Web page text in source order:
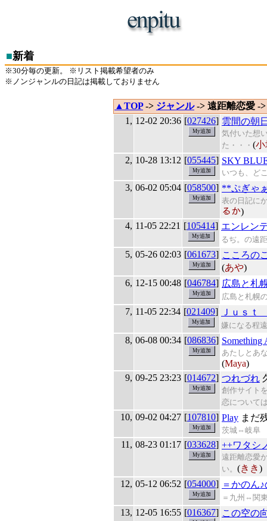
■新着
※30分毎の更新。 ※リスト掲載希望者のみ
※ノンジャンルの日記は掲載しておりません
▲TOP-> ジャンル-> 遠距離恋愛 -
1, 12-02 20:36 [027426] 雲間の朝
気付いた想
た・・・ (小
2, 10-28 13:12 [055445] SKY
いつも、ど
3, 06-02 05:04 [058500] **ぷぎゃ
表の日記に
るか)
4, 11-05 22:21 [105414] エンレン
るぢ。の遠
5, 05-26 02:03 [061673] こころの
(あや)
6, 12-15 00:48 [046784] 広島と札
広島と札幌
7, 11-05 22:34 [021409] Ｊｕｓ
嫌になる程
8, 06-08 00:34 [086836] Something
あたしとあ
(Maya)
9, 09-25 23:23 [014672] つれづれ
創作サイト
恋について
10, 09-02 04:27 [107810] Play まだ
茨城⇔岐阜
11, 08-23 01:17 [033628] ++ワタシ
遠距離恋愛
い。 (きき)
12, 05-12 06:52 [054000] ＝かのん
＝九州⇔関
13, 12-05 16:55 [016367] この空の